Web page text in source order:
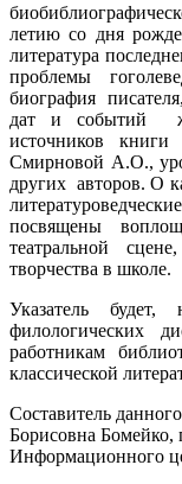
летию со дня
литература
проблемы
биография
дат и событий
источников книги
Смирновой А.О.,
других авторов. О
посвящены
театральной
творчества в школе.
Указатель будет,
филологических
работникам
классической
Составитель
Борисовна Бомейко,
Информационного